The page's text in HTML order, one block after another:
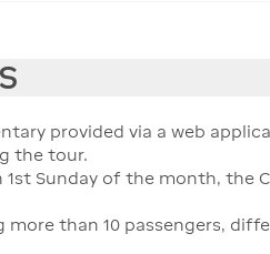
provided via a web
the tour.
1st Sunday of the month, the
more than 10 passengers,